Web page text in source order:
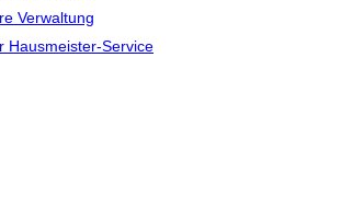
Verwaltung
Hausmeister-Service